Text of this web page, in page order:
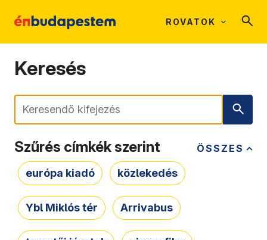
ROVATOK
Keresés
Keresés
ÖSSZES
Szűrés címkék szerint
európa kiadó közlekedés
Ybl Miklós tér Arrivabus